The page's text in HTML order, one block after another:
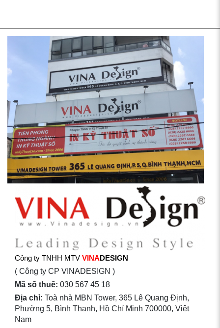
Công ty TNHH MTV VINADESIGN
( Công ty CP VINADESIGN )
Mã số thuế: 030 567 45 18
Địa chỉ: Toà nhà MBN Tower, 365 Lê Quang Định,
Phường 5, Bình Thạnh, Hồ Chí Minh 700000, Việt
Nam